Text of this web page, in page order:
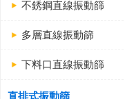
不銹鋼直線振動篩
多層直線振動篩
下料口直線振動篩
直排式振動篩